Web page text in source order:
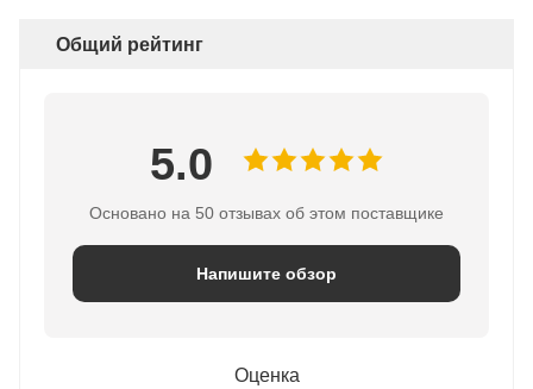
Общий рейтинг
5.0
Основано на 50 отзывах об этом поставщике
Напишите обзор
Оценка